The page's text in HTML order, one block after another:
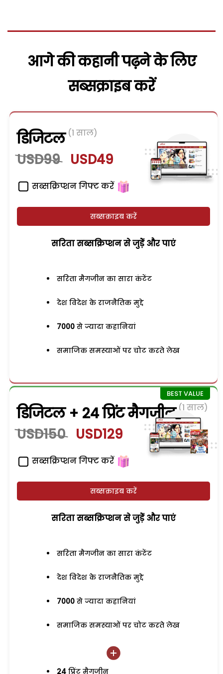
आगे की कहानी पढ़ने के लिए
सब्सक्राइब करें
डिजिटल (1 साल)
USD99 USD49
सब्सक्रिप्शन गिफ्ट करें
सब्सक्राइब करें
सरिता सब्सक्रिप्शन से जुड़ेें और पाएं
सरिता मैगजीन का सारा कंटेंट
देश विदेश के राजनैतिक मुद्दे
7000 से ज्यादा कहानियां
समाजिक समस्याओं पर चोट करते लेख
डिजिटल + 24 प्रिंट मैगजीन (1 साल)
USD150 USD129
सब्सक्रिप्शन गिफ्ट करें
सब्सक्राइब करें
सरिता सब्सक्रिप्शन से जुड़ेें और पाएं
सरिता मैगजीन का सारा कंटेंट
देश विदेश के राजनैतिक मुद्दे
7000 से ज्यादा कहानियां
समाजिक समस्याओं पर चोट करते लेख
24 प्रिंट मैगजीन